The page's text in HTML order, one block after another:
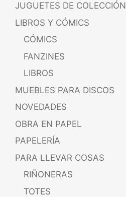
JUGUETES DE COLECCIÓN
LIBROS Y CÓMICS
CÓMICS
FANZINES
LIBROS
MUEBLES PARA DISCOS
NOVEDADES
OBRA EN PAPEL
PAPELERÍA
PARA LLEVAR COSAS
RIÑONERAS
TOTES